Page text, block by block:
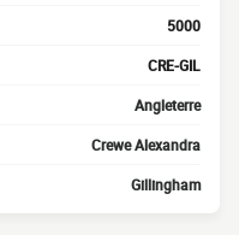
5000
CRE-GIL
Angleterre
Crewe Alexandra
Gillingham